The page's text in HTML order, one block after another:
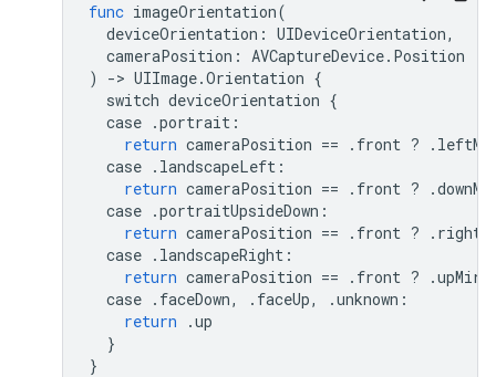
func imageOrientation(
deviceOrientation : UIDeviceOrientation,
cameraPosition : AVCaptureDevice. Position
)
-> UIImage.Orientation {
switch deviceOrientation {
case .portrait :
return cameraPosition == . front ? .
case . landscapeLeft :
return cameraPosition == . front ? .
case .portraitUpsideDown :
return cameraPosition == . front ? .
case . landscapeRight :
return cameraPosition == . front ? .
case . faceDown, . faceUp, .unknown :
return
.up
}
}